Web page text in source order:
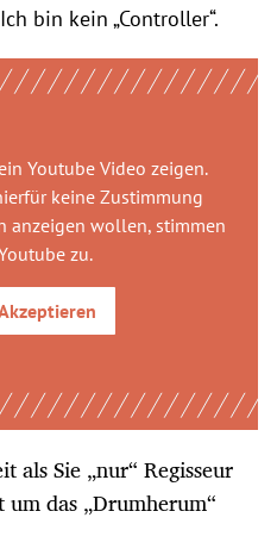
bin kein „Controller“.
Youtube Video zeigen.
keine Zustimmung
anzeigen wollen, stimmen
zu.
als Sie „nur“ Regisseur
das „Drumherum“